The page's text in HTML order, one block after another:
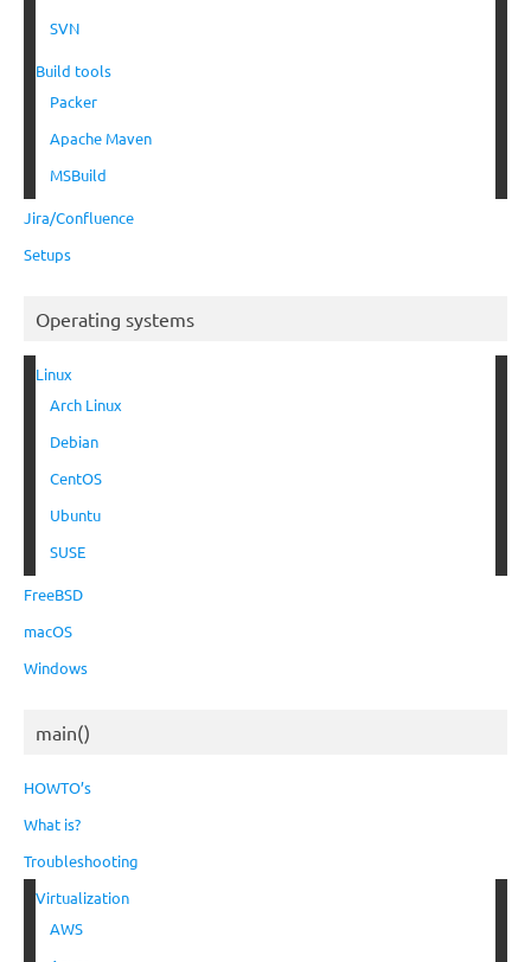
SVN
Build tools
Packer
Apache Maven
MSBuild
Jira/Confluence
Setups
Operating systems
Linux
Arch Linux
Debian
CentOS
Ubuntu
SUSE
FreeBSD
macOS
Windows
main()
HOWTO’s
What is?
Troubleshooting
Virtualization
AWS